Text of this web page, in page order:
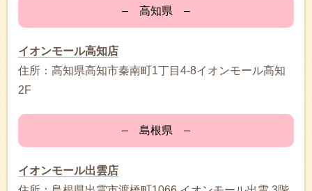
– 高知県 –
イオンモール高知店
住所：高知県高知市秦南町1丁目4-8イオンモール高知
2F
– 島根県 –
イオンモール出雲店